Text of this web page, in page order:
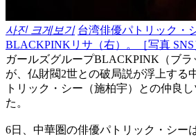
사진 크게보기 台湾俳優パトリック・
BLACKPINKリサ（右）。［写真 SNS
ガールズグループBLACKPINK（ブラ
が、仏財閥2世との破局説が浮上する
トリック・シー（施柏宇）との仲良
た。
6日、中華圏の俳優パトリック・シー